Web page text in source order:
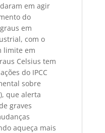
em agir
do
em
com o
limite em
Celsius tem
do IPCC
sobre
que alerta
graves
aqueça mais